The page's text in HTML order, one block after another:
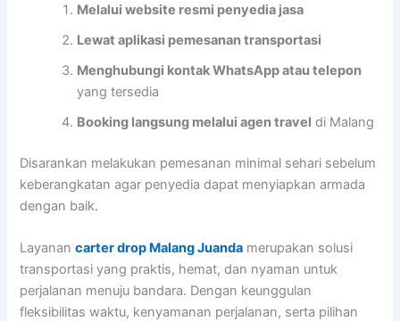
Melalui website resmi penyedia jasa
Lewat aplikasi pemesanan transportasi
Menghubungi kontak WhatsApp atau telepon
yang tersedia
Booking langsung melalui agen travel di Malang
Disarankan melakukan pemesanan minimal sehari sebelum
keberangkatan agar penyedia dapat menyiapkan armada
dengan baik.
Layanancarter drop Malang Juanda merupakan solusi
transportasi yang praktis, hemat, dan nyaman untuk
perjalanan menuju bandara. Dengan keunggulan
fleksibilitas waktu, kenyamanan perjalanan, serta pilihan